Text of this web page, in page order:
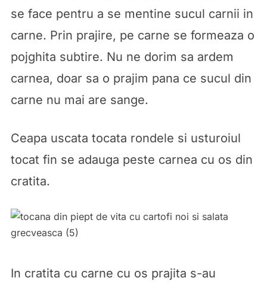
se face pentru a se mentine sucul carnii in
carne. Prin prajire, pe carne se formeaza o
pojghita subtire. Nu ne dorim sa ardem
carnea, doar sa o prajim pana ce sucul din
carne nu mai are sange.
Ceapa uscata tocata rondele si usturoiul
tocat fin se adauga peste carnea cu os din
cratita.
In cratita cu carne cu os prajita s-au